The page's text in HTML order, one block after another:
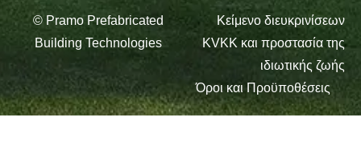
© Pramo Prefabricated
Building Technologies
Κείμενο διευκρινίσεων
KVKK και προστασία της
ιδιωτικής ζωής
Όροι και Προϋποθέσεις